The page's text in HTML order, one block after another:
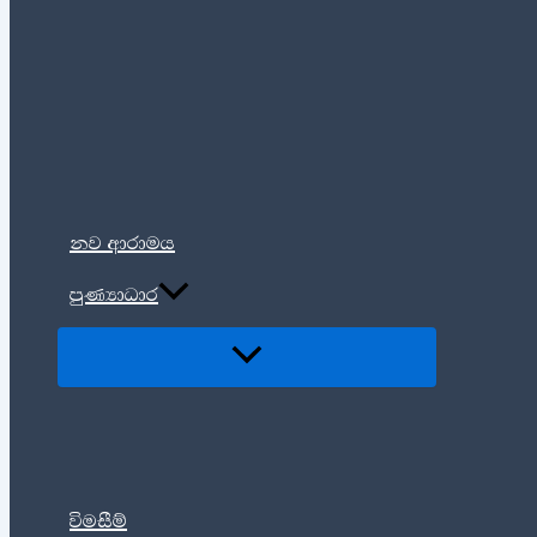
නව ආරාමය
පුණ්‍යාධාර
විමසීම්